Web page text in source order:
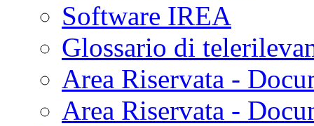
Software IREA
Glossario di
Area Riservata -
Area Riservata -